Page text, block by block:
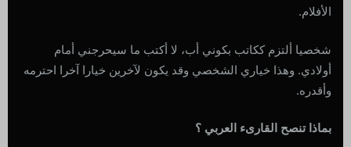
الأفلام.
شخصيا ألتزم ككاتب بكوني أب، لا أكتب ما سيحرجني أمام
أولادي. وهذا خياري الشخصي وقد يكون لآخرين خيارا آخرا احترمه
وأقدره.
بماذا تنصح القارىء العربي ؟